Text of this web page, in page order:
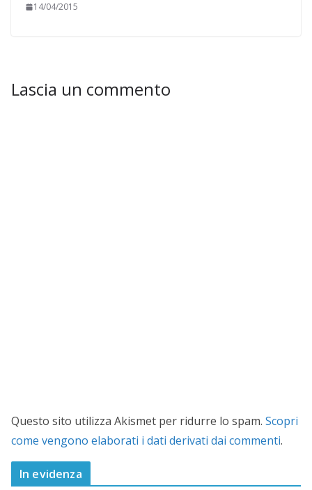
14/04/2015
Lascia un commento
Questo sito utilizza Akismet per ridurre lo spam. Scopri
come vengono elaborati i dati derivati dai commenti.
In evidenza